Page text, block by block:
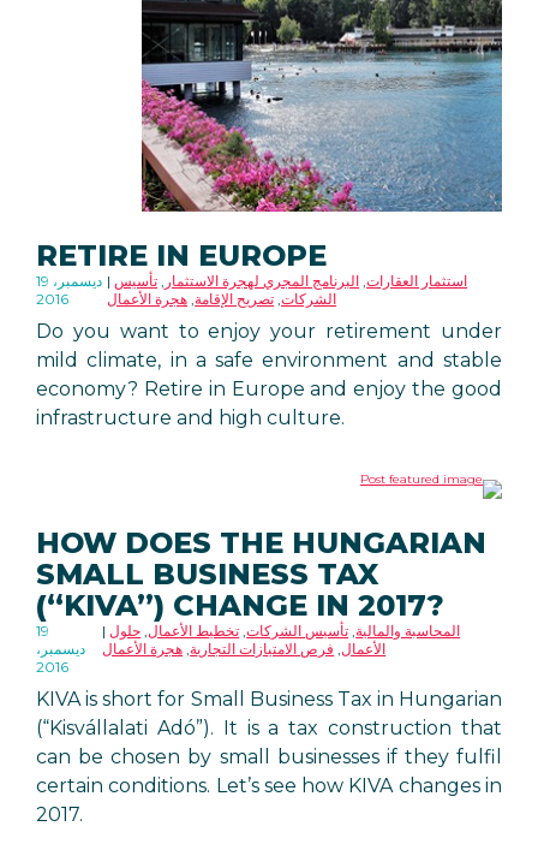
RETIRE IN EUROPE
19 ديسمبر،
2016
استثمار العقارات, البرنامج المجري لهجرة الاستثمار , تأسيس
الشركات, تصريح الإقامة, هجرة الأعمال
Do you want to enjoy your retirement under
mild climate, in a safe environment and stable
economy? Retire in Europe and enjoy the good
infrastructure and high culture.
HOW DOES THE HUNGARIAN
SMALL BUSINESS TAX
(“KIVA”) CHANGE IN 2017?
19
ديسمبر،
2016
المحاسبة والمالية, تأسيس الشركات, تخطيط الأعمال, حلول
الأعمال, فرص الامتيازات التجارية, هجرة الأعمال
KIVA is short for Small Business Tax in Hungarian
(“Kisvállalati Adó”). It is a tax construction that
can be chosen by small businesses if they fulfil
certain conditions. Let’s see how KIVA changes in
2017.